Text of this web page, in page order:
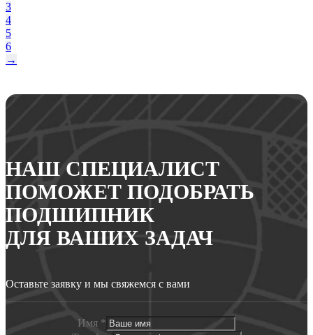
3
4
5
6
→
НАШ СПЕЦИАЛИСТ
ПОМОЖЕТ ПОДОБРАТЬ
ПОДШИПНИК
ДЛЯ ВАШИХ ЗАДАЧ
Оставьте заявку и мы свяжемся с вами
Имя *